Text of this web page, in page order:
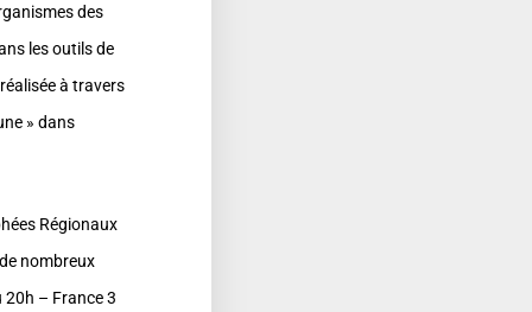
des
les outils de
à travers
» dans
Régionaux
nombreux
20h – France 3